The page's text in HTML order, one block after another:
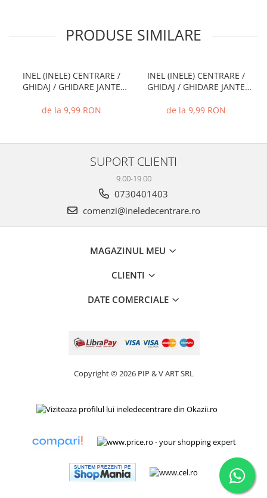
PRODUSE SIMILARE
INEL (INELE) CENTRARE /
GHIDAJ / GHIDARE JANTE
de la 9,99 RON
INEL (INELE) CENTRARE /
GHIDAJ / GHIDARE JANTE
de la 9,99 RON
SUPORT CLIENTI
9.00-19.00
0730401403
comenzi@ineledecentrare.ro
MAGAZINUL MEU
CLIENTI
DATE COMERCIALE
Copyright © 2026 PIP & V ART SRL